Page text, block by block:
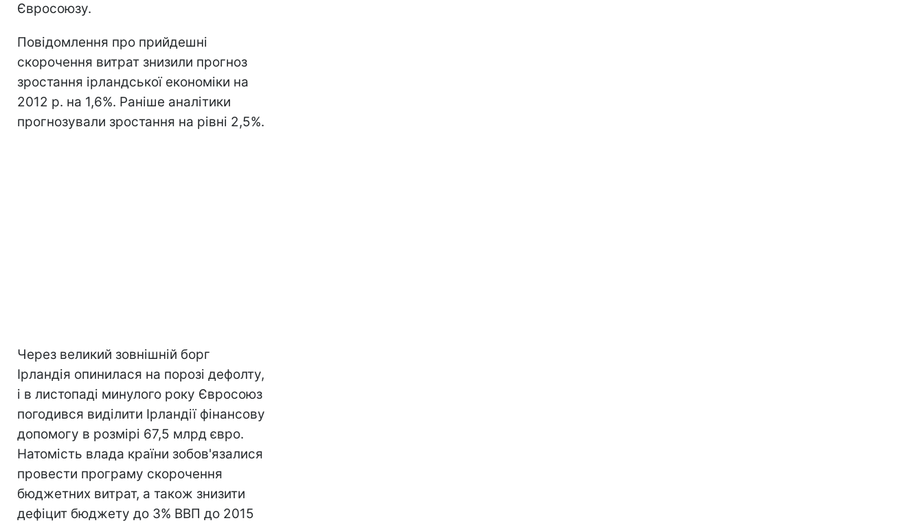
Євросоюзу.
Повідомлення про прийдешні
скорочення витрат знизили прогноз
зростання ірландської економіки на
2012 р. на 1,6%. Раніше аналітики
прогнозували зростання на рівні 2,5%.
Через великий зовнішній борг
Ірландія опинилася на порозі дефолту,
і в листопаді минулого року Євросоюз
погодився виділити Ірландії фінансову
допомогу в розмірі 67,5 млрд євро.
Натомість влада країни зобов'язалися
провести програму скорочення
бюджетних витрат, а також знизити
дефіцит бюджету до 3% ВВП до 2015